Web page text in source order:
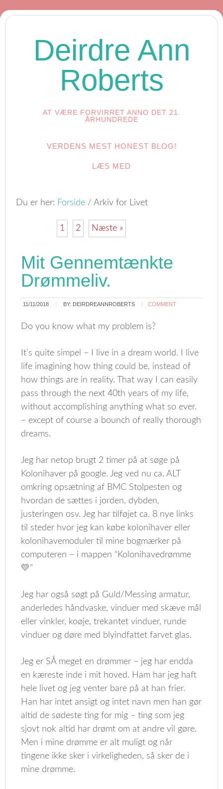
Deirdre Ann
Roberts
AT VÆRE FORVIRRET ANNO DET 21.
ÅRHUNDREDE
VERDENS MEST HONEST BLOG!
LÆS MED
Du er her: Forside / Arkiv for Livet
1 2 Næste »
Mit Gennemtænkte
Drømmeliv.
11/11/2018 BY: DEIRDREANNROBERTS COMMENT
Do you know what my problem is?
It’s quite simpel – I live in a dream world. I live
life imagining how thing could be, instead of
how things are in reality. That way I can easily
pass through the next 40th years of my life,
without accomplishing anything what so ever.
– except of course a bounch of really thorough
dreams.
Jeg har netop brugt 2 timer på at søge på
Kolonihaver på google. Jeg ved nu ca. ALT
omkring opsætning af BMC Stolpesten og
hvordan de sættes i jorden, dybden,
justeringen osv. Jeg har tilføjet ca. 8 nye links
til steder hvor jeg kan købe kolonihaver eller
kolonihavemoduler til mine bogmærker på
computeren – i mappen “Kolonihavedrømme
💛”
Jeg har også søgt på Guld/Messing armatur,
anderledes håndvaske, vinduer med skæve mål
eller vinkler, koøje, trekantet vinduer, runde
vinduer og døre med blyindfattet farvet glas.
Jeg er SÅ meget en drømmer – jeg har endda
en kæreste inde i mit hoved. Ham har jeg haft
hele livet og jeg venter bare på at han frier.
Han har intet ansigt og intet navn men han gør
altid de sødeste ting for mig – ting som jeg
sjovt nok altid har drømt om at andre vil gøre.
Men i mine drømme er alt muligt og når
tingene ikke sker i virkeligheden, så sker de i
mine drømme.